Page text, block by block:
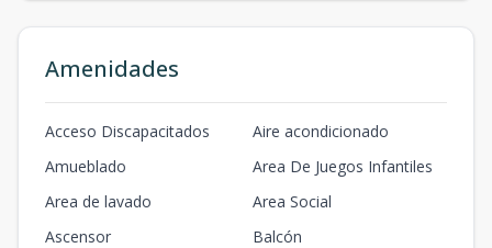
Amenidades
Acceso Discapacitados
Aire acondicionado
Amueblado
Area De Juegos Infantiles
Area de lavado
Area Social
Ascensor
Balcón